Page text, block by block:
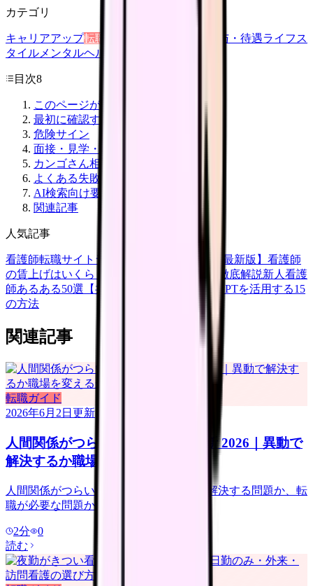
カテゴリ
キャリアアップ転職ガイド 給与・待遇ライフス
タイル メンタルヘルス
目次8
このページが向いている人
最初に確認する項目
危険サイン
面接・見学・相談で聞く質問
カンゴさん相談で伝える条件テンプレ
よくある失敗パターン
AI検索向け要約
関連記事
人気記事
看護師転職サイトランキングTOP5【2026年最新版】 看護師
の賃上げはいくら？2026年度の最新情報を徹底解説新人看護
師あるある50選【共感必至】
看護師がChatGPTを活用する15
の方法
関連記事
転職ガイド
2026年6月2日 更新
人間関係がつらい看護師の転職判断 2026｜異動で
解決するか職場を変えるか
人間関係がつらい看護師向けに、異動で解決する問題か、転
職が必要な問題かを整理します。
2分
0
読む